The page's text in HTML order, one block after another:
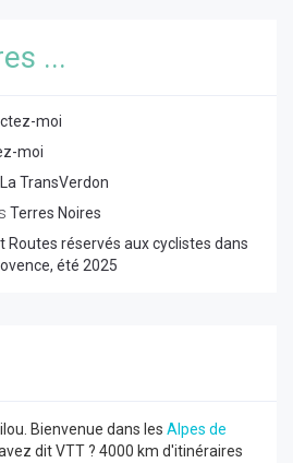
...
moi
moi
La TransVerdon
Terres Noires
Routes réservés aux cyclistes dans
été 2025
Bienvenue dans les Alpes de
dit VTT ? 4000 km d'itinéraires